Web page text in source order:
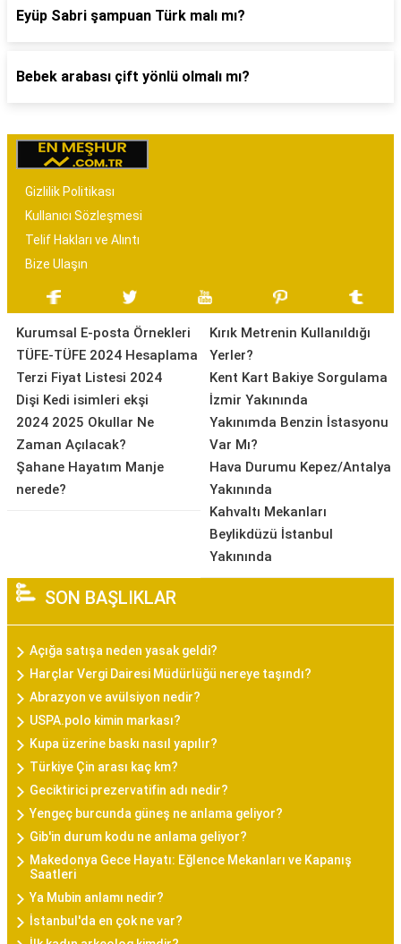
Eyüp Sabri şampuan Türk malı mı?
Bebek arabası çift yönlü olmalı mı?
Gizlilik Politikası
Kullanıcı Sözleşmesi
Telif Hakları ve Alıntı
Bize Ulaşın
Kurumsal E-posta Örnekleri
TÜFE-TÜFE 2024 Hesaplama
Terzi Fiyat Listesi 2024
Dişi Kedi isimleri ekşi
2024 2025 Okullar Ne
Zaman Açılacak?
Şahane Hayatım Manje
nerede?
Kırık Metrenin Kullanıldığı
Yerler?
Kent Kart Bakiye Sorgulama
İzmir Yakınında
Yakınımda Benzin İstasyonu
Var Mı?
Hava Durumu Kepez/Antalya
Yakınında
Kahvaltı Mekanları
Beylikdüzü İstanbul
Yakınında
SON BAŞLIKLAR
Açığa satışa neden yasak geldi?
Harçlar Vergi Dairesi Müdürlüğü nereye taşındı?
Abrazyon ve avülsiyon nedir?
USPA.polo kimin markası?
Kupa üzerine baskı nasıl yapılır?
Türkiye Çin arası kaç km?
Geciktirici prezervatifin adı nedir?
Yengeç burcunda güneş ne anlama geliyor?
Gib'in durum kodu ne anlama geliyor?
Makedonya Gece Hayatı: Eğlence Mekanları ve Kapanış
Saatleri
Ya Mubin anlamı nedir?
İstanbul'da en çok ne var?